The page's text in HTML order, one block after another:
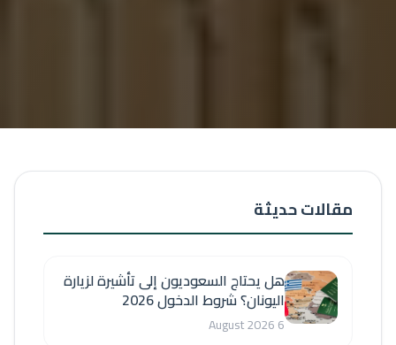
مقالات حديثة
هل يحتاج السعوديون إلى تأشيرة لزيارة
اليونان؟ شروط الدخول 2026
6 August 2026